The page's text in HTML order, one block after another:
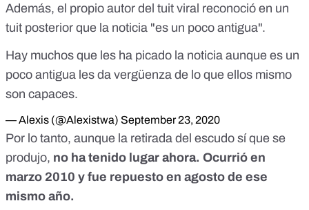
Además, el propio autor del tuit viral reconoció en un
tuit posterior que la noticia "es un poco antigua".
Hay muchos que les ha picado la noticia aunque es un
poco antigua les da vergüenza de lo que ellos mismo
son capaces.
— Alexis (@Alexistwa) September 23, 2020
Por lo tanto, aunque la retirada del escudo sí que se
produjo, no ha tenido lugar ahora. Ocurrió en
marzo 2010 y fue repuesto en agosto de ese
mismo año.